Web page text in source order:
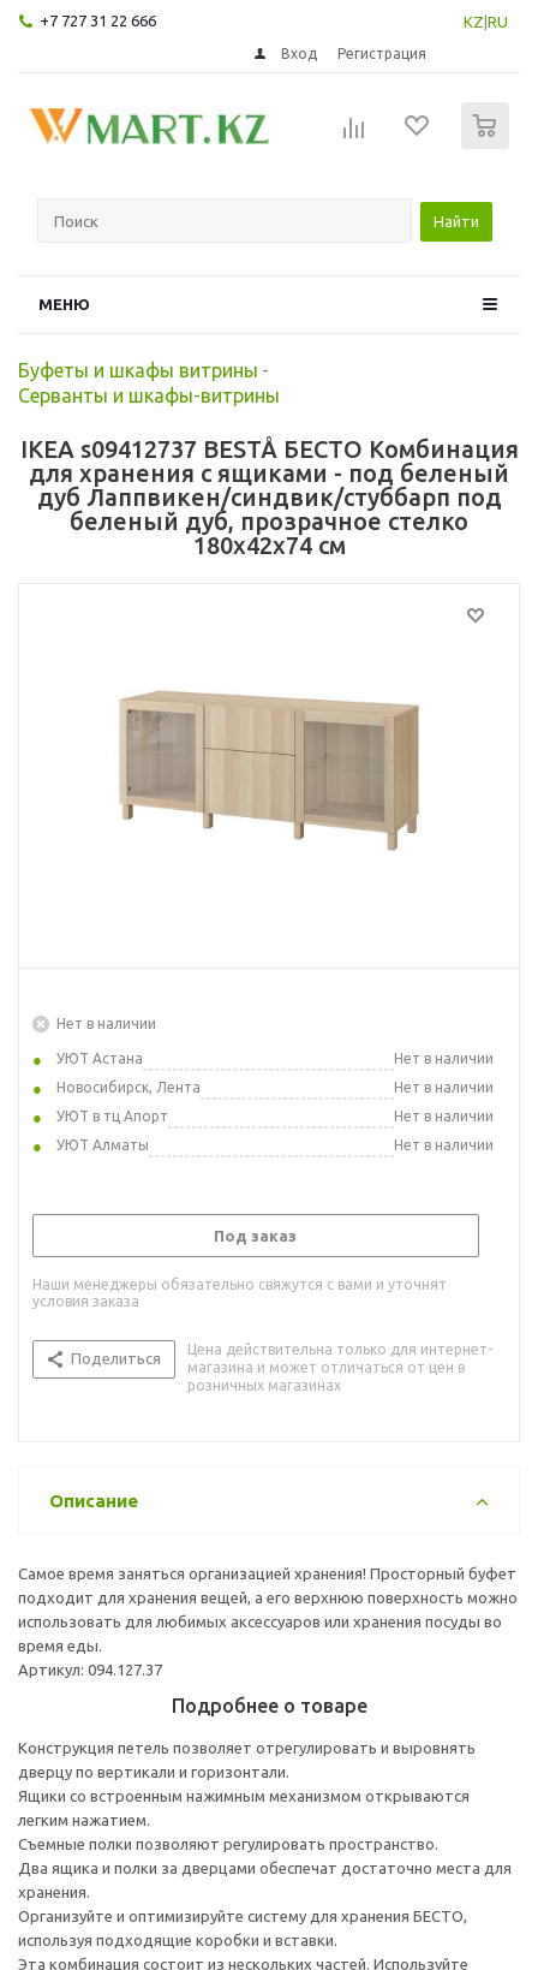
+7 727 31 22 666 KZ RU
Вход Регистрация
Найти
МЕНЮ
Буфеты и шкафы витрины -
Серванты и шкафы-витрины
IKEA s09412737 BESTÅ БЕСТО Комбинация
для хранения с ящиками - под беленый
дуб Лаппвикен/синдвик/стуббарп под
беленый дуб, прозрачное стелко
180x42x74 см
Нет в наличии
УЮТ Астана
Нет в наличии
Новосибирск, Лента
Нет в наличии
УЮТ в тц Апорт
Нет в наличии
УЮТ Алматы
Нет в наличии
Под заказ
Наши менеджеры обязательно свяжутся с вами и уточнят
условия заказа
Поделиться
Цена действительна только для интернет-
магазина и может отличаться от цен в
розничных магазинах
Описание
Самое время заняться организацией хранения! Просторный буфет
подходит для хранения вещей, а его верхнюю поверхность можно
использовать для любимых аксессуаров или хранения посуды во
время еды.
Артикул: 094.127.37
Подробнее о товаре
Конструкция петель позволяет отрегулировать и выровнять
дверцу по вертикали и горизонтали.
Ящики со встроенным нажимным механизмом открываются
легким нажатием.
Съемные полки позволяют регулировать пространство.
Два ящика и полки за дверцами обеспечат достаточно места для
хранения.
Организуйте и оптимизируйте систему для хранения БЕСТО,
используя подходящие коробки и вставки.
Эта комбинация состоит из нескольких частей. Используйте